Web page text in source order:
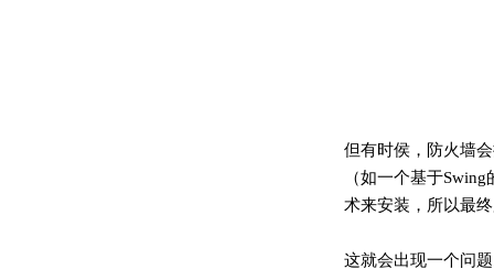
但有时侯，防火墙
（如一个基于
术来安装，所以最
这就会出现一个问题